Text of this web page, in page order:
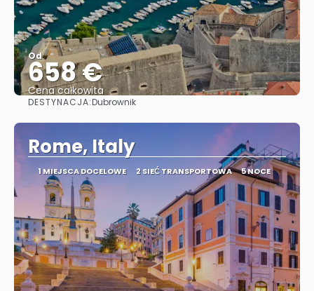
Od
658 €
Cena całkowita
DESTYNACJA:Dubrownik
Rome, Italy
1 MIEJSCA DOCELOWE 2 SIEĆ TRANSPORTOWA 5 NOCE